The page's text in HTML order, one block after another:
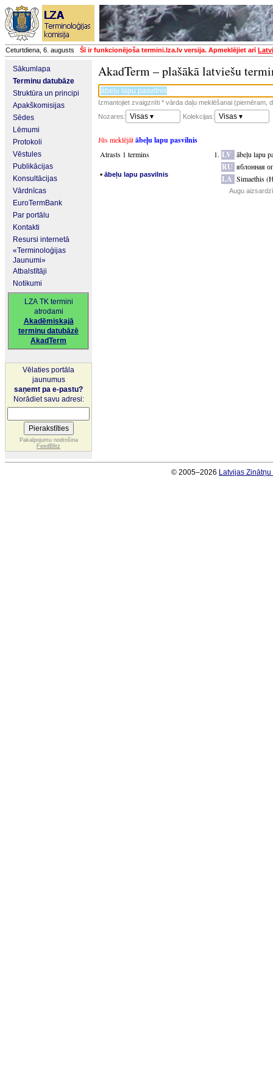
Ceturtdiena, 6. augusts Šī ir funkcionējoša termini.lza.lv versija. Apmeklējiet arī
Sākumlapa
Terminu datubāze
Struktūra un principi
Apakškomisijas
Sēdes
Lēmumi
Protokoli
Vēstules
Publikācijas
Konsultācijas
Vārdnīcas
EuroTermBank
Par portālu
Kontakti
Resursi internetā
«Terminoloģijas
Jaunumi»
Atbalstītāji
Notikumi
LZA TK termini
atrodami
Akadēmiskajā
terminu datubāzē
AkadTerm
Vēlaties portāla
jaunumus
saņemt pa e-pastu?
Norādiet savu adresi:
Pakalpojumu nodrošina
FeedBlitz
AkadTerm – plašākā latviešu
Izmantojiet zvaigznīti * vārda daļu meklēšanai (piemēram,
Nozares:
Visas ▾ Kolekcijas: Visas ▾
Jūs meklējātābeļu lapu pasvilnis
Atrasts 1 termins
▪ ābeļu lapu pasvilnis
LV ābeļu lapu
RU яблонная
LA Simaethis
Augu
© 2005–2026 Latvijas